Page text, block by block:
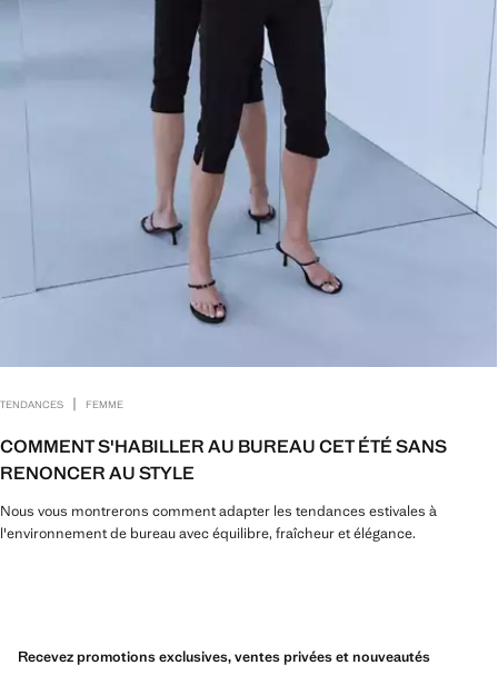
TENDANCES | FEMME
COMMENT S'HABILLER AU BUREAU CET ÉTÉ SANS
RENONCER AU STYLE
Nous vous montrerons comment adapter les tendances estivales à
l'environnement de bureau avec équilibre, fraîcheur et élégance.
Recevez promotions exclusives, ventes privées et nouveautés